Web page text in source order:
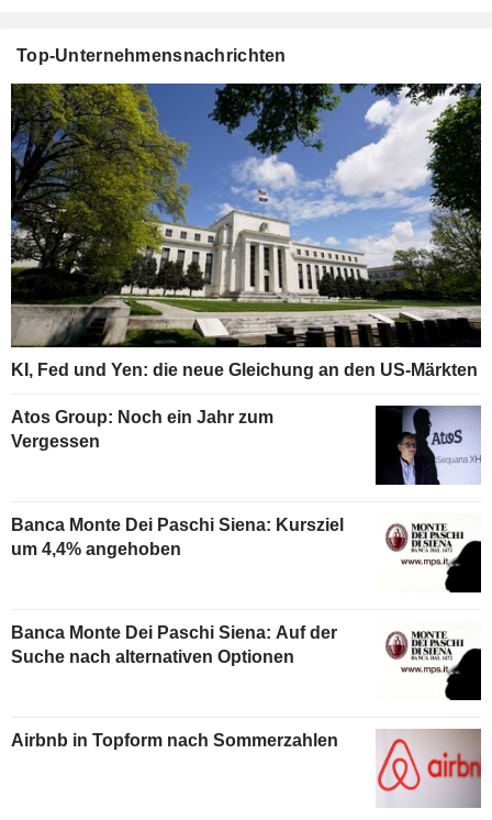
Top-Unternehmensnachrichten
KI, Fed und Yen: die neue Gleichung an den US-Märkten
Atos Group: Noch ein Jahr zum
Vergessen
Banca Monte Dei Paschi Siena: Kursziel
um 4,4% angehoben
Banca Monte Dei Paschi Siena: Auf der
Suche nach alternativen Optionen
Airbnb in Topform nach Sommerzahlen